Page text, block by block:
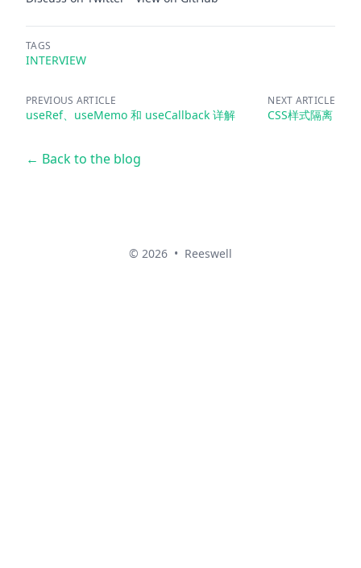
TAGS
INTERVIEW
PREVIOUS ARTICLE
useRef、useMemo 和 useCallback 详解
NEXT ARTICLE
CSS样式隔离
← Back to the blog
© 2026 • Reeswell